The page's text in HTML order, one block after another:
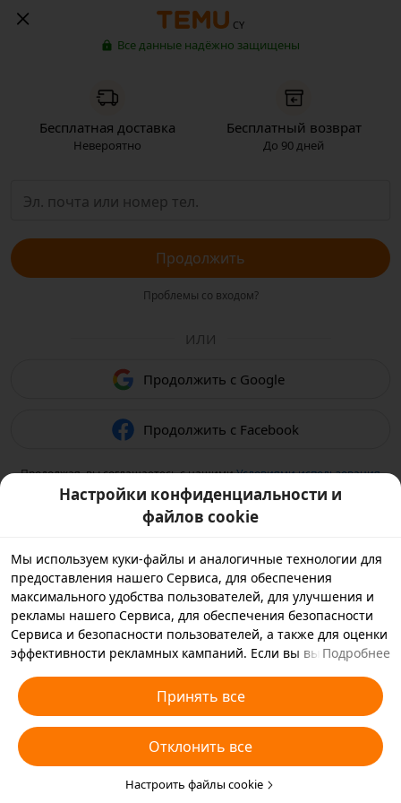
CY
Все данные надёжно защищены
Бесплатная доставка
Невероятно
Бесплатный возврат
До 90 дней
Продолжить
Проблемы со входом?
ИЛИ
Продолжить с Google
Продолжить с Facebook
Продолжая, вы соглашаетесь с нашимиУсловиями использования
и подтверждаете, что прочитали нашу Политику
конфиденциальности
Настройки конфиденциальности и
файлов cookie
Мы используем куки-файлы и аналогичные технологии для
предоставления нашего Сервиса, для обеспечения
максимального удобства пользователей, для улучшения и
рекламы нашего Сервиса, для обеспечения безопасности
Сервиса и безопасности пользователей, а также для оценки
эффективности рекламных кампаний. Если вы выбираете
с которыми мы работаем, будем хранить куки-файлы и
использовать аналогичные технологии на вашем
устройстве в рекламных целях. Вы также можете выбрать
«Отклонить все», чтобы отклонить все необязательные
куки-файлы, или выбрать, какие типы куки-файлов
необходимо принять или отклонить. Для этого нажмите
Подробнее
Принять все
Отклонить все
Настроить файлы cookie